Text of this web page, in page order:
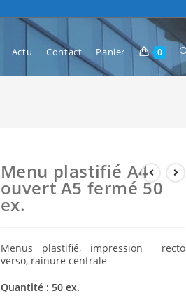
Actu Contact Panier 0
Menu plastifié A4
ouvert A5 fermé 50
ex.
Menus plastifié, impression recto
verso, rainure centrale
Quantité : 50 ex.